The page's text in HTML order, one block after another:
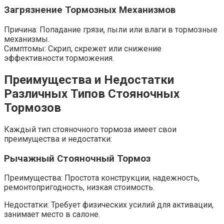
Загрязнение Тормозных Механизмов
Причина: Попадание грязи, пыли или влаги в тормозные
механизмы.
Симптомы: Скрип, скрежет или снижение
эффективности торможения.
Преимущества и Недостатки
Различных Типов Стояночных
Тормозов
Каждый тип стояночного тормоза имеет свои
преимущества и недостатки:
Рычажный Стояночный Тормоз
Преимущества: Простота конструкции, надежность,
ремонтопригодность, низкая стоимость.
Недостатки: Требует физических усилий для активации,
занимает место в салоне.